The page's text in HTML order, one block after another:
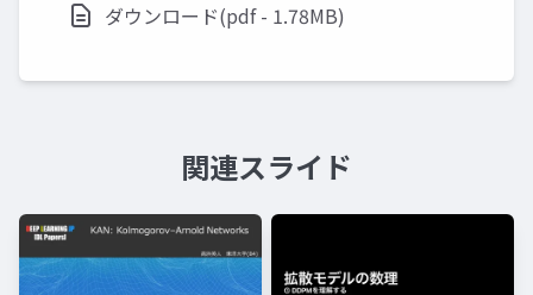
ダウンロード(pdf - 1.78MB)
関連スライド